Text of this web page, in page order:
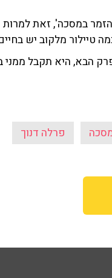
במסכה', זאת
טיילור מלקוב יש
הבא, היא תקבל
פרלה דנוך